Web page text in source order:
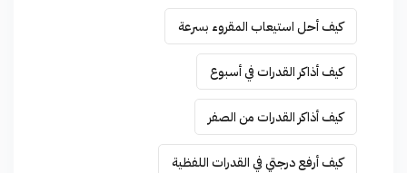
كيف أحل استيعاب المقروء بسرعة
كيف أذاكر القدرات في أسبوع
كيف أذاكر القدرات من الصفر
كيف أرفع درجتي في القدرات اللفظية